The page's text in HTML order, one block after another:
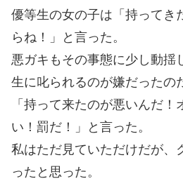
優等生の女の子は「持ってき
らね！」と言った。
悪ガキもその事態に少し動揺
生に叱られるのが嫌だったの
「持って来たのが悪いんだ
い！罰だ！」と言った。
私はただ見ていただけだが、
ったと思った。